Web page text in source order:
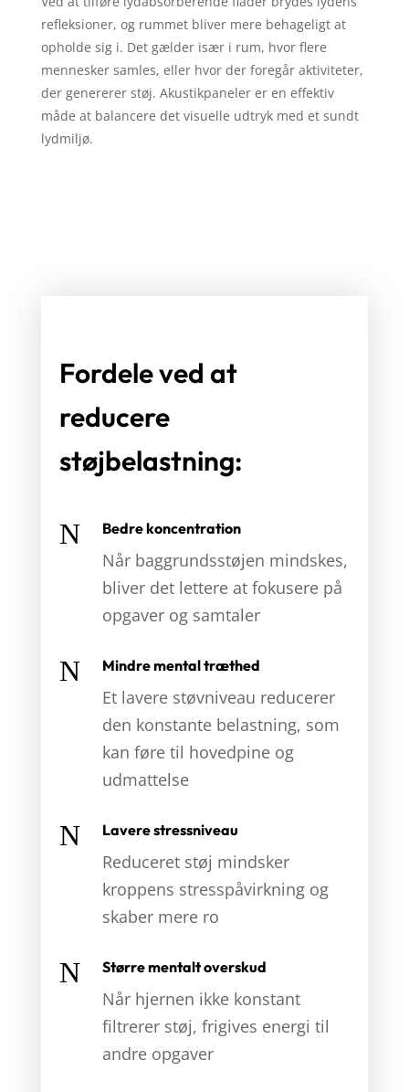
refleksioner, og rummet bliver mere behageligt at
opholde sig i. Det gælder især i rum, hvor flere
mennesker samles, eller hvor der foregår aktiviteter,
der genererer støj. Akustikpaneler er en effektiv
måde at balancere det visuelle udtryk med et sundt
lydmiljø.
Fordele ved at
reducere
støjbelastning:
N Bedre koncentration
Når baggrundsstøjen mindskes,
bliver det lettere at fokusere på
opgaver og samtaler
N Mindre mental træthed
Et lavere støvniveau reducerer
den konstante belastning, som
kan føre til hovedpine og
udmattelse
N Lavere stressniveau
Reduceret støj mindsker
kroppens stresspåvirkning og
skaber mere ro
N Større mentalt overskud
Når hjernen ikke konstant
filtrerer støj, frigives energi til
andre opgaver